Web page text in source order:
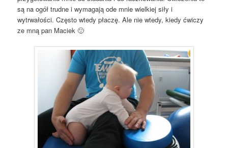
są na ogół trudne i wymagają ode mnie wielkiej siły i
wytrwałości. Często wtedy płaczę. Ale nie wtedy, kiedy ćwiczy
ze mną pan Maciek 🙂